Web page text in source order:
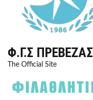
Φ.Γ.Σ ΠΡΈΒΕΖΑΣ
The Official Site